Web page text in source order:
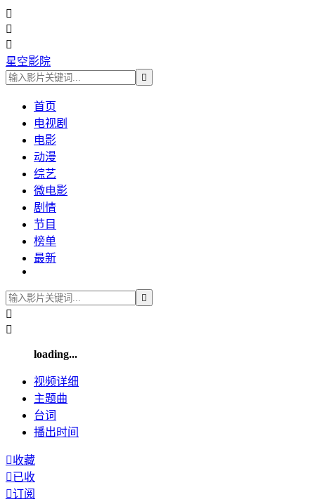



星空影院

首页
电视剧
电影
动漫
综艺
微电影
剧情
节目
榜单
最新



loading...
视频详细
主题曲
台词
播出时间
收藏
已收
订阅